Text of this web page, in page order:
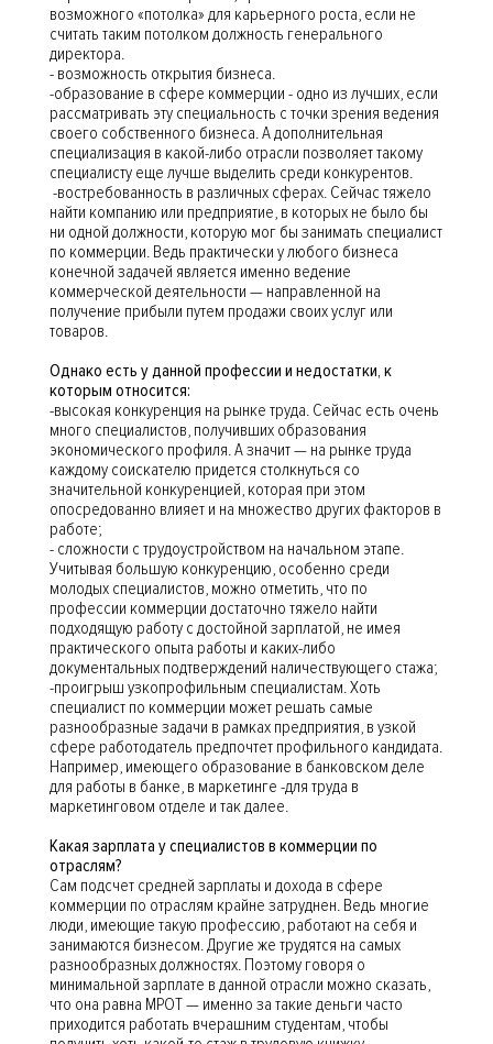
возможного «потолка» для карьерного роста, если не
считать таким потолком должность генерального
директора.
- возможность открытия бизнеса.
-образование в сфере коммерции - одно из лучших, если
рассматривать эту специальность с точки зрения ведения
своего собственного бизнеса. А дополнительная
специализация в какой-либо отрасли позволяет такому
специалисту еще лучше выделить среди конкурентов.
-востребованность в различных сферах. Сейчас тяжело
найти компанию или предприятие, в которых не было бы
ни одной должности, которую мог бы занимать специалист
по коммерции. Ведь практически у любого бизнеса
конечной задачей является именно ведение
коммерческой деятельности — направленной на
получение прибыли путем продажи своих услуг или
товаров.
Однако есть у данной профессии и недостатки, к
которым относится:
-высокая конкуренция на рынке труда. Сейчас есть очень
много специалистов, получивших образования
экономического профиля. А значит — на рынке труда
каждому соискателю придется столкнуться со
значительной конкуренцией, которая при этом
опосредованно влияет и на множество других факторов в
работе;
- сложности с трудоустройством на начальном этапе.
Учитывая большую конкуренцию, особенно среди
молодых специалистов, можно отметить, что по
профессии коммерции достаточно тяжело найти
подходящую работу с достойной зарплатой, не имея
практического опыта работы и каких-либо
документальных подтверждений наличествующего стажа;
-проигрыш узкопрофильным специалистам. Хоть
специалист по коммерции может решать самые
разнообразные задачи в рамках предприятия, в узкой
сфере работодатель предпочтет профильного кандидата.
Например, имеющего образование в банковском деле
для работы в банке, в маркетинге -для труда в
маркетинговом отделе и так далее.
Какая зарплата у специалистов в коммерции по
отраслям?
Сам подсчет средней зарплаты и дохода в сфере
коммерции по отраслям крайне затруднен. Ведь многие
люди, имеющие такую профессию, работают на себя и
занимаются бизнесом. Другие же трудятся на самых
разнообразных должностях. Поэтому говоря о
минимальной зарплате в данной отрасли можно сказать,
что она равна МРОТ — именно за такие деньги часто
приходится работать вчерашним студентам, чтобы